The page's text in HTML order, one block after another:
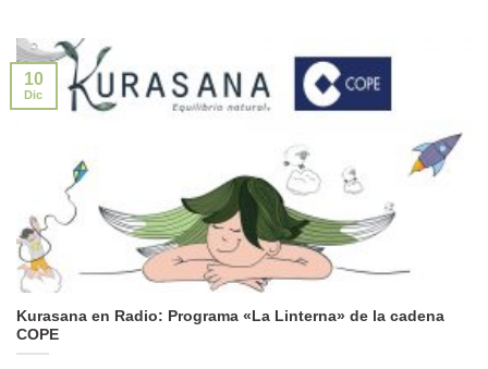
Kurasana en Radio: Programa «La Linterna» de la cadena
COPE
10
Dic